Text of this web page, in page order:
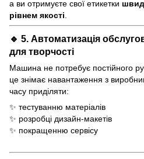
а ви отримуєте свої етикетки
рівнем якості
🔹 5. Автоматизація
для творчості
Машина не потребує постійного
це знімає навантаження з
часу приділяти:
✨ тестуванню матеріалів
✨ розробці дизайн-макетів
✨ покращенню сервісу